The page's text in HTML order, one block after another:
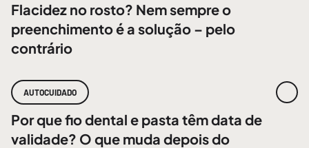
Flacidez no rosto? Nem sempre o
preenchimento é a solução – pelo
contrário
AUTOCUIDADO
Por que fio dental e pasta têm data de
validade? O que muda depois do